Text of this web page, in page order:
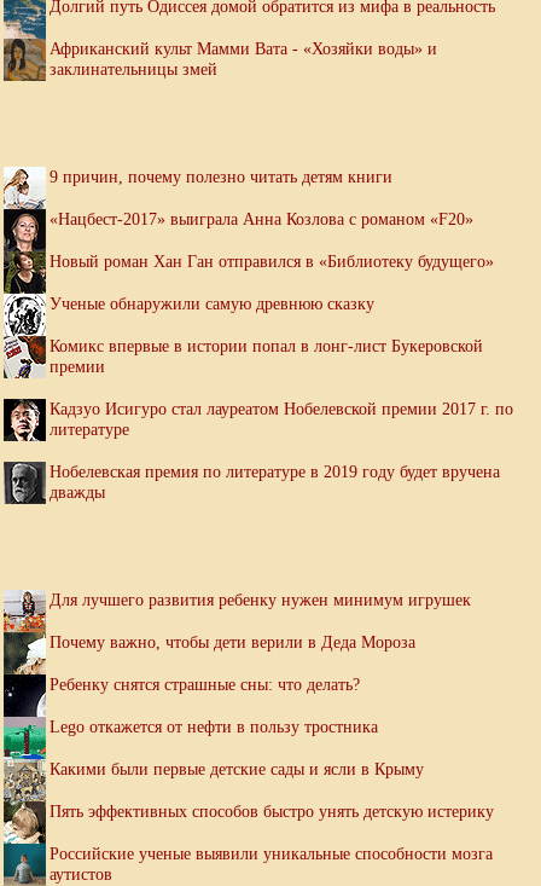
Долгий путь Одиссея домой обратится из мифа в реальность
Африканский культ Мамми Вата - «Хозяйки воды» и
заклинательницы змей
9 причин, почему полезно читать детям книги
«Нацбест-2017» выиграла Анна Козлова с романом «F20»
Новый роман Хан Ган отправился в «Библиотеку будущего»
Ученые обнаружили самую древнюю сказку
Комикс впервые в истории попал в лонг-лист Букеровской
премии
Кадзуо Исигуро стал лауреатом Нобелевской премии 2017 г. по
литературе
Нобелевская премия по литературе в 2019 году будет вручена
дважды
Для лучшего развития ребенку нужен минимум игрушек
Почему важно, чтобы дети верили в Деда Мороза
Ребенку снятся страшные сны: что делать?
Lego откажется от нефти в пользу тростника
Какими были первые детские сады и ясли в Крыму
Пять эффективных способов быстро унять детскую истерику
Российские ученые выявили уникальные способности мозга
аутистов